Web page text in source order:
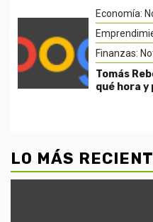
Economía:
Finanzas:
Tomás
qué hora y
LO MÁS